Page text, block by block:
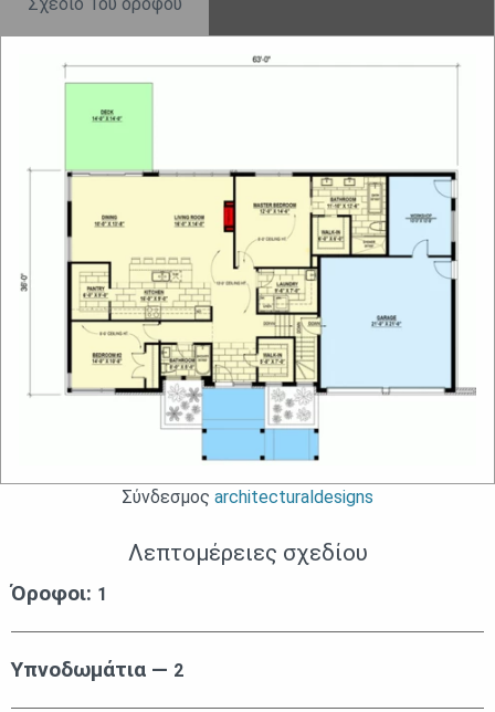
Σύνδεσμος architecturaldesigns
Λεπτομέρειες σχεδίου
Όροφοι: 1
Υπνοδωμάτια — 2